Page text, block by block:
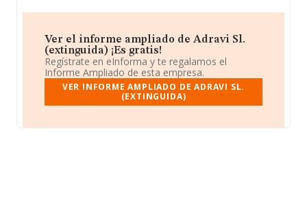
Ver el informe ampliado de Adravi Sl.
(extinguida) ¡Es gratis!
Regístrate en eInforma y te regalamos el
Informe Ampliado de esta empresa.
VER INFORME AMPLIADO DE ADRAVI SL.
(EXTINGUIDA)